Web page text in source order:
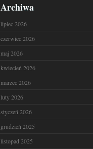
Archiwa
lipiec 2026
czerwiec 2026
maj 2026
kwiecień 2026
marzec 2026
luty 2026
styczeń 2026
grudzień 2025
listopad 2025